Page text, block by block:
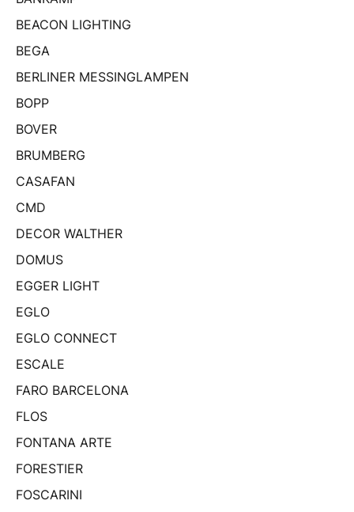
BEACON LIGHTING
BEGA
BERLINER MESSINGLAMPEN
BOPP
BOVER
BRUMBERG
CASAFAN
CMD
DECOR WALTHER
DOMUS
EGGER LIGHT
EGLO
EGLO CONNECT
ESCALE
FARO BARCELONA
FLOS
FONTANA ARTE
FORESTIER
FOSCARINI